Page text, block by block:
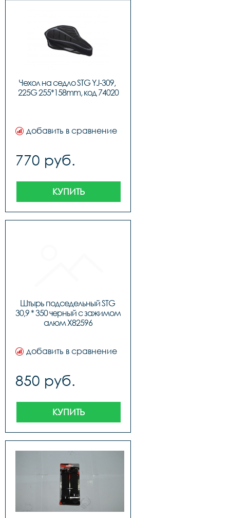
Чехол на седло STG YJ-309,
225G 255*158mm, код 74020
добавить в сравнение
770 руб.
КУПИТЬ
Штырь подседельный STG
30,9 * 350 черный с зажимом
алюм Х82596
добавить в сравнение
850 руб.
КУПИТЬ